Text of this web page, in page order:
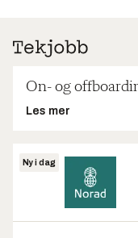
On- og
Les mer
Ny i dag